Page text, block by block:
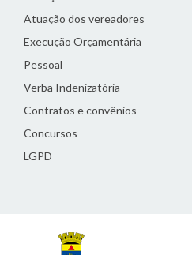
Atuação dos vereadores
Execução Orçamentária
Pessoal
Verba Indenizatória
Contratos e convênios
Concursos
LGPD